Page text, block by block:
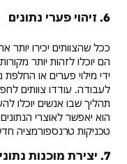
6. זיהוי פערי נתונים
ככל שהצוותים יכירו יותר
הם יוכלו לזהות יותר
ידי מילוי פערים או
לעבודה. עודדו צוותים
תהליך שבו אנשים יוכלו
טכניקות טרנספורמציה
7. יצירת מוכנות נתונים